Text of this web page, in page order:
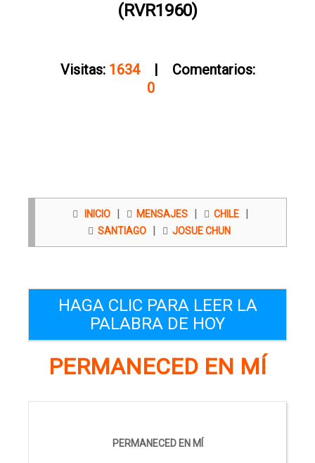
(RVR1960)
Visitas:1634
| Comentarios:
0
INICIO | MENSAJES | CHILE |
SANTIAGO | JOSUE CHUN
HAGA CLIC PARA LEER LA
PALABRA DE HOY
PERMANECED EN MÍ
PERMANECED EN MÍ